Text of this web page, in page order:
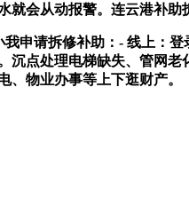
就会从动报警。连云港补
请拆修补助：- 线上：登
沉点处理电梯缺失、管网
、物业办事等上下逛财产。